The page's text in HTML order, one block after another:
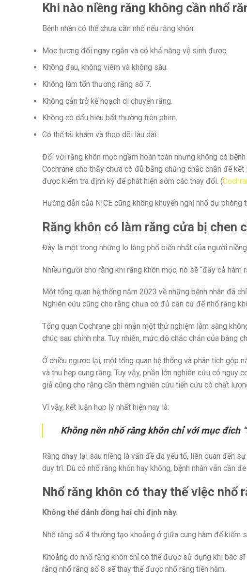
Khi nào niềng răng không cần nhổ
Bệnh nhân có thể chưa cần nhổ nếu răng khôn:
Mọc tương đối ngay ngắn và có khả năng vệ sinh được.
Không đau, không viêm và không sâu.
Không làm tổn thương răng số 7.
Không cản trở kế hoạch di chuyển răng.
Không có dấu hiệu bất thường trên phim.
Có thể tái khám và theo dõi lâu dài.
Đối với răng khôn mọc ngầm hoàn toàn nhưng không có
Cochrane cho thấy chưa có đủ bằng chứng chắc chắn để
được kiểm tra định kỳ để phát hiện sớm các thay đổi. (
Hướng dẫn của NICE cũng không khuyến nghị nhổ dự
Răng khôn có làm răng cửa bị chen
Đây là một trong những lo lắng phổ biến nhất của người
Nhiều người cho rằng khi răng khôn mọc, nó sẽ “đẩy cả
Một tổng quan hệ thống năm 2023 về những bệnh nhân đã
Nghiên cứu cũng cho rằng chưa có đủ căn cứ để nhổ răng
Tổng quan Cochrane ghi nhận một thử nghiệm lâm sàng
chúc sau chỉnh nha. Tuy nhiên, mức độ chắc chắn của bằng
Ở chiều ngược lại, một tổng quan hệ thống và phân tích gộp
và thu hẹp cung răng. Tuy vậy, phần lớn nghiên cứu có nguy
giả cũng cho rằng cần thêm nghiên cứu tiến cứu có chất
Vì vậy, kết luận hợp lý nhất hiện nay là:
Không nên nhổ răng khôn chỉ với mục đích
Răng chạy lại sau niềng là vấn đề đa yếu tố, liên quan đến
duy trì. Dù có nhổ răng khôn hay không, bệnh nhân vẫn cần
Nhổ răng khôn có thay thế việc nhổ
Không thể đánh đồng hai chỉ định này.
Nhổ răng số 4 thường tạo khoảng ở giữa cung hàm để kiểm
Khoảng do nhổ răng khôn chỉ có thể được sử dụng khi bác
rằng nhổ răng số 8 sẽ thay thế được nhổ răng tiền hàm.